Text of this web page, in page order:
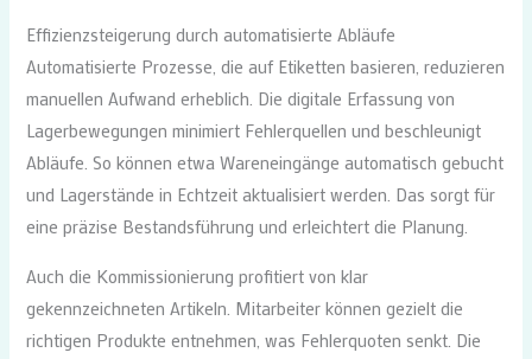
Effizienzsteigerung durch automatisierte Abläufe
Automatisierte Prozesse, die auf Etiketten basieren, reduzieren
manuellen Aufwand erheblich. Die digitale Erfassung von
Lagerbewegungen minimiert Fehlerquellen und beschleunigt
Abläufe. So können etwa Wareneingänge automatisch gebucht
und Lagerstände in Echtzeit aktualisiert werden. Das sorgt für
eine präzise Bestandsführung und erleichtert die Planung.
Auch die Kommissionierung profitiert von klar
gekennzeichneten Artikeln. Mitarbeiter können gezielt die
richtigen Produkte entnehmen, was Fehlerquoten senkt. Die